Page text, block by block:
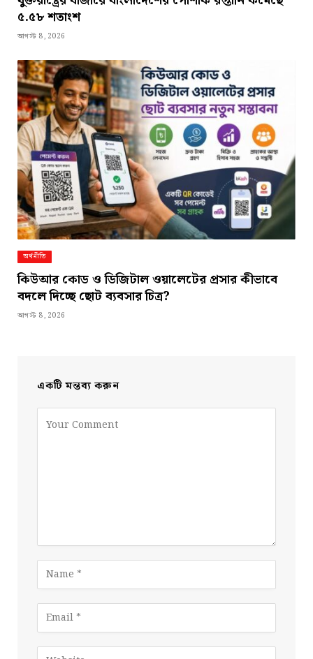
৫.৫৮ শতাংশ
আগস্ট 8, 2026
অর্থনীতি
কিউআর কোড ও ডিজিটাল ওয়ালেটের প্রসার কীভাবে
বদলে দিচ্ছে ছোট ব্যবসার চিত্র?
আগস্ট 8, 2026
একটি মন্তব্য করুন